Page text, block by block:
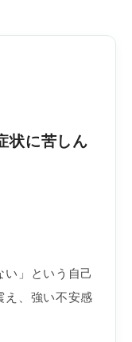
状に苦しん
」という自己
え、強い不安感